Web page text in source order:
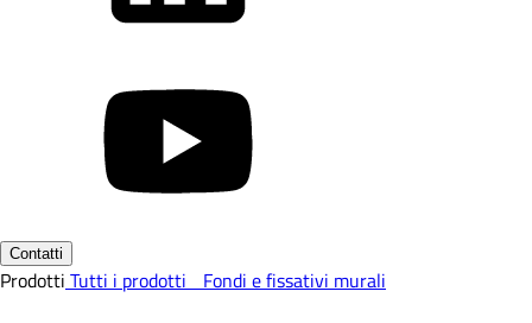
Contatti
Prodotti Tutti i prodotti Fondi e fissativi murali